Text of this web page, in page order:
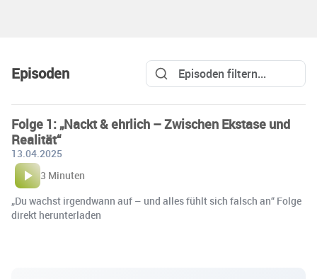
Episoden
Folge 1: „Nackt & ehrlich – Zwischen Ekstase und
Realität“
13.04.2025
3 Minuten
„Du wachst irgendwann auf – und alles fühlt sich falsch an“ Folge
direkt herunterladen